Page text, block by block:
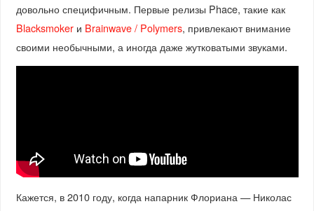
довольно специфичным. Первые релизы Phace, такие как
Blacksmokerи Brainwave / Polymers, привлекают внимание
своими необычными, а иногда даже жутковатыми звуками.
Кажется, в 2010 году, когда напарник Флориана — Николас